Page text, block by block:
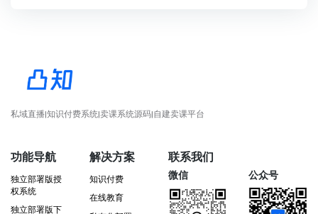
私域直播|知识付费系统|卖课系统源码|自建卖课平台
功能导航
独立部署版授
权系统
独立部署版下
解决方案
知识付费
在线教育
联系我们
微信 公众号